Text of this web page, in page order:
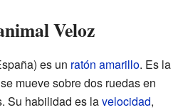
Veloz
es un ratón amarillo. Es la
mueve sobre dos ruedas en
Su habilidad es lavelocidad,